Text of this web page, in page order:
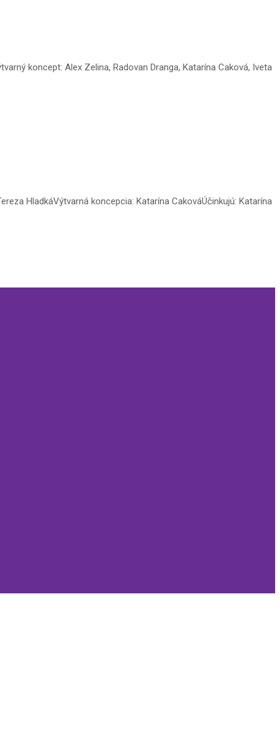
koncept: Alex Zelina, Radovan Dranga, Katarína Caková, Iveta
HladkáVýtvarná koncepcia: Katarína CakováÚčinkujú: Katarína